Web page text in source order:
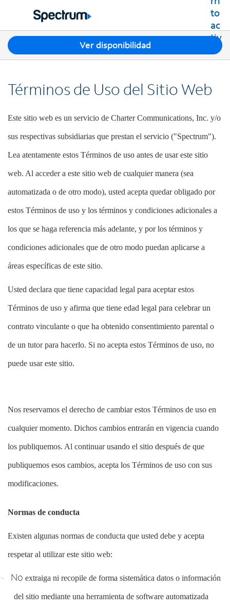
Residencial
Paquetes
Ver paquetes
Ofertas en tu área
Spectrum Internet
Spectrum WiFi
Velocidades disponibles
TV
TV por cable de Spectrum
Xumo Stream Box
Spectrum TV App
Deportes en vivo y películas premium
Móvil
Spectrum Mobile
Planes de datos móviles
Teléfonos móviles
Trae tu dispositivo
Intercambiar dispositivo
Teléfono Residencial
Contáctanos
INTERNET, TV Y TELÉFONO RESIDENCIAL
Contacta a Spectrum
MÓVIL
Contacta a Spectrum Mobile
Encuentra una tienda
English
Ver disponibilidad
r
e
s
u
e
e
n
i
a
e
c
o
a
a
s
n
t
a
Términos de Uso del Sitio Web
Este sitio web es un servicio de Charter Communications, Inc. y/o
sus respectivas subsidiarias que prestan el servicio ("Spectrum").
Lea atentamente estos Términos de uso antes de usar este sitio
web. Al acceder a este sitio web de cualquier manera (sea
automatizada o de otro modo), usted acepta quedar obligado por
estos Términos de uso y los términos y condiciones adicionales a
los que se haga referencia más adelante, y por los términos y
condiciones adicionales que de otro modo puedan aplicarse a
áreas específicas de este sitio.
Usted declara que tiene capacidad legal para aceptar estos
Términos de uso y afirma que tiene edad legal para celebrar un
contrato vinculante o que ha obtenido consentimiento parental o
de un tutor para hacerlo. Si no acepta estos Términos de uso, no
puede usar este sitio.
Nos reservamos el derecho de cambiar estos Términos de uso en
cualquier momento. Dichos cambios entrarán en vigencia cuando
los publiquemos. Al continuar usando el sitio después de que
publiquemos esos cambios, acepta los Términos de uso con sus
modificaciones.
Normas de conducta
Existen algunas normas de conducta que usted debe y acepta
respetar al utilizar este sitio web:
· No extraiga ni recopile de forma sistemática datos o información
del sitio mediante una herramienta de software automatizada